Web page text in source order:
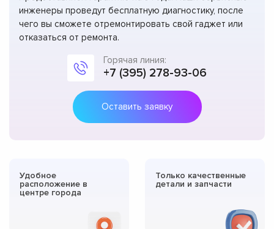
инженеры проведут бесплатную диагностику, после
чего вы сможете отремонтировать свой гаджет или
отказаться от ремонта.
Горячая линия:
+7 (395) 278-93-06
Оставить заявку
Удобное
расположение в
центре города
Только качественные
детали и запчасти